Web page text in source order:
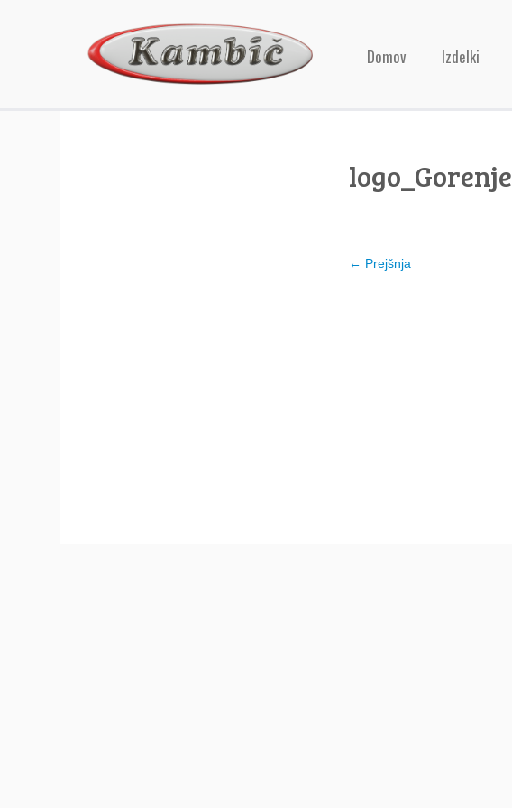
Domov Izdelki
logo_Gorenje
← Prejšnja